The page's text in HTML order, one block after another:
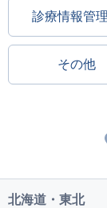
診療情報管
その他
北海道・東北